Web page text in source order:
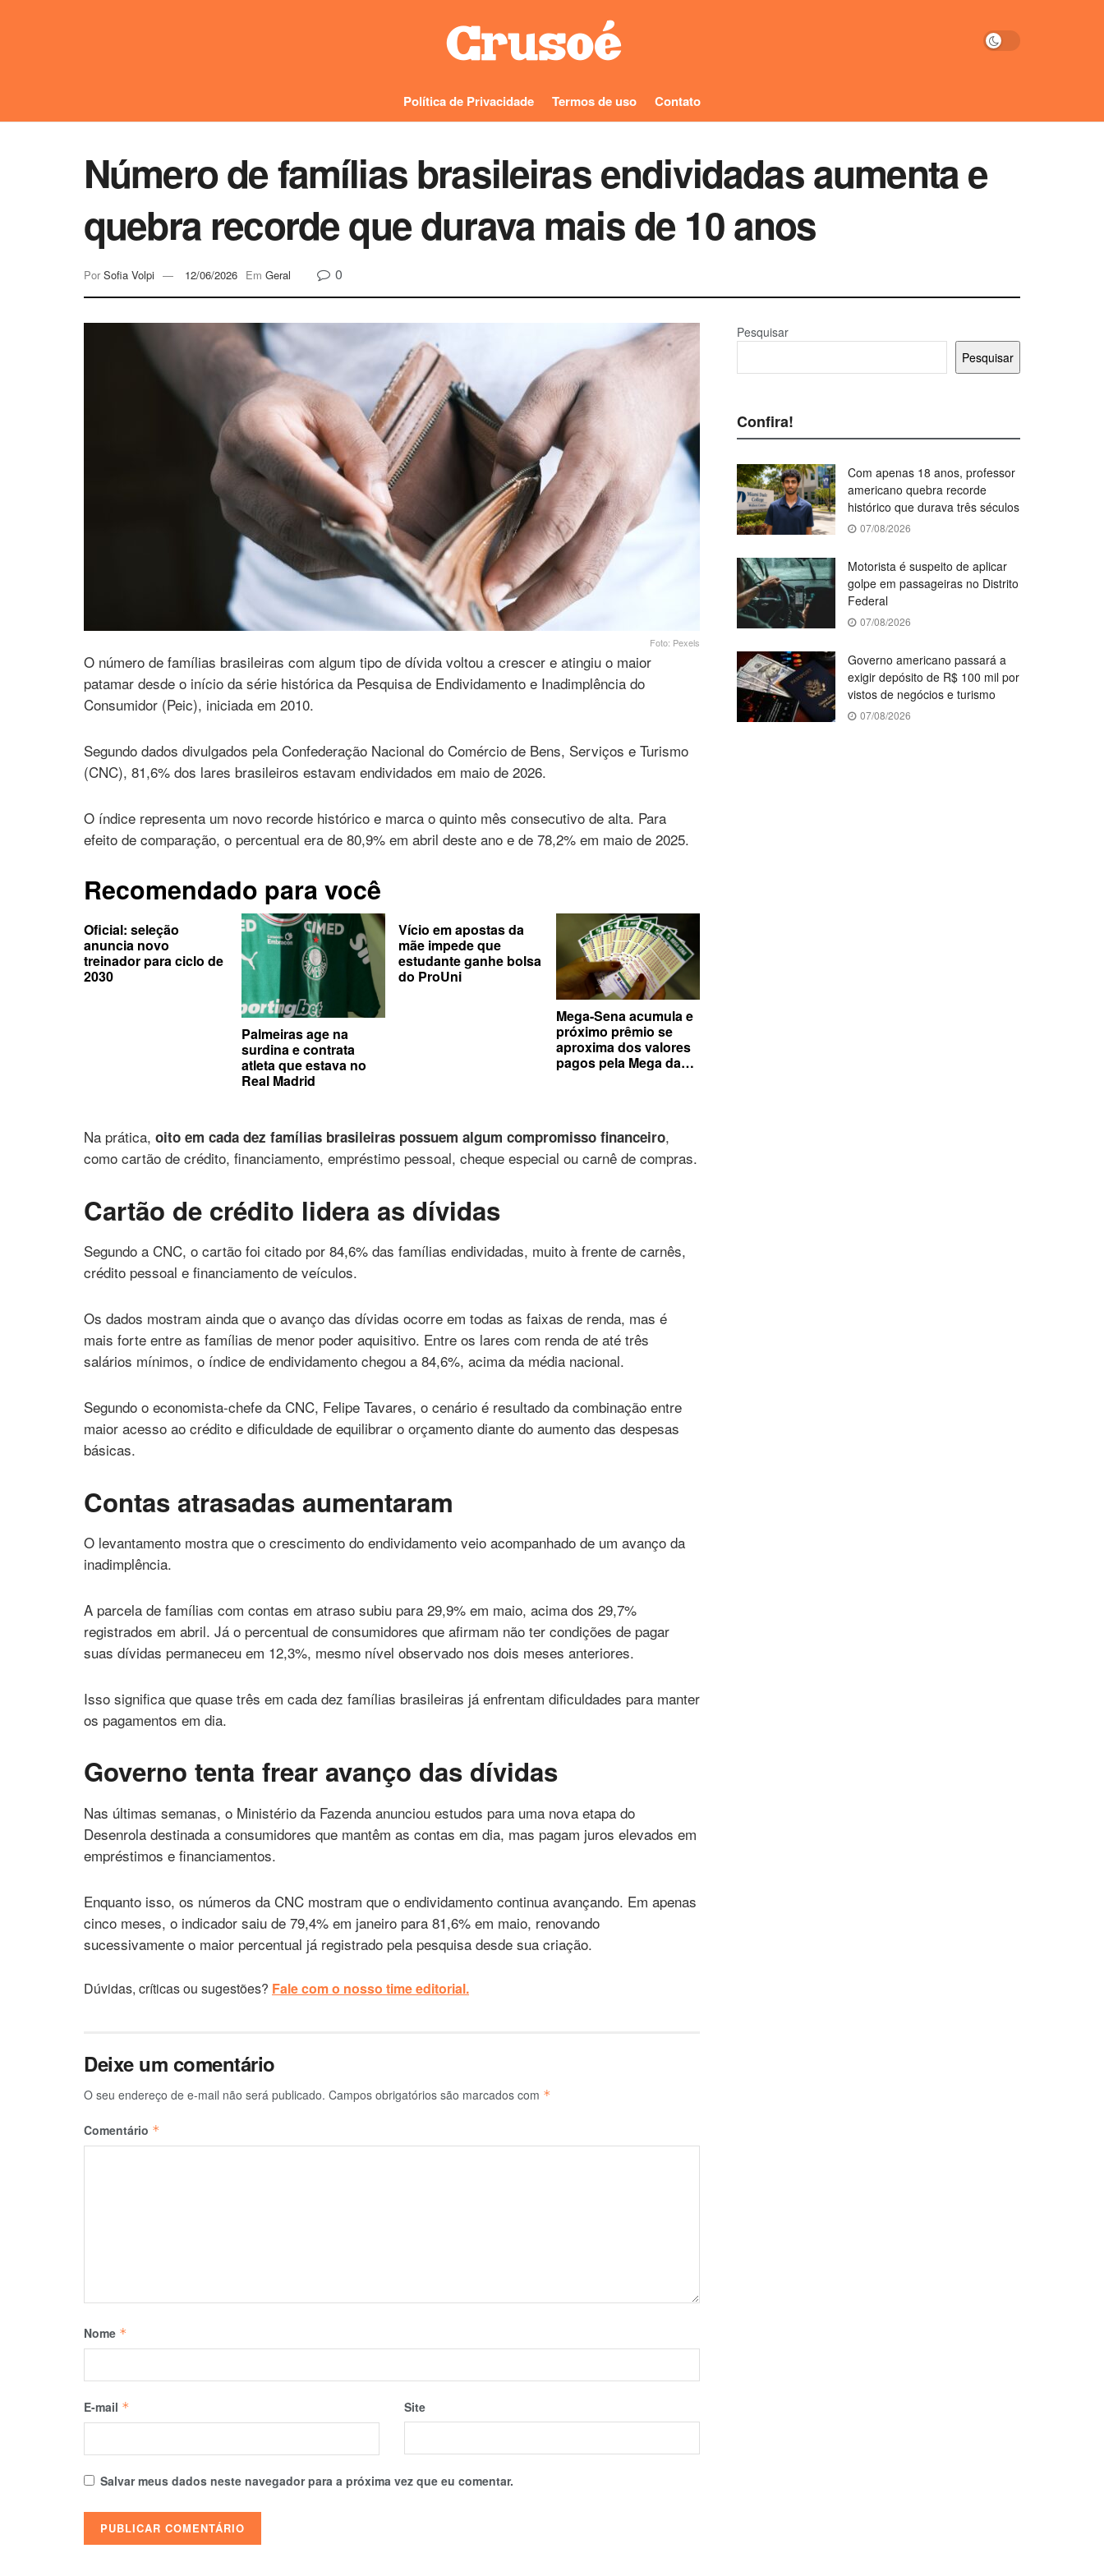
Política de Privacidade Termos de uso Contato
Número de famílias brasileiras endividadas aumenta e
quebra recorde que durava mais de 10 anos
Por Sofia Volpi 12/06/2026 Em Geral 0
Foto: Pexels
O número de famílias brasileiras com algum tipo de dívida voltou a crescer e atingiu o maior
patamar desde o início da série histórica da Pesquisa de Endividamento e Inadimplência do
Consumidor (Peic), iniciada em 2010.
Segundo dados divulgados pela Confederação Nacional do Comércio de Bens, Serviços e Turismo
(CNC), 81,6% dos lares brasileiros estavam endividados em maio de 2026.
O índice representa um novo recorde histórico e marca o quinto mês consecutivo de alta. Para
efeito de comparação, o percentual era de 80,9% em abril deste ano e de 78,2% em maio de 2025.
Recomendado para você
Oficial: seleção
anuncia novo
treinador para ciclo de
2030
Palmeiras age na
surdina e contrata
atleta que estava no
Real Madrid
Vício em apostas da
mãe impede que
estudante ganhe bolsa
do ProUni
Mega-Sena acumula e
próximo prêmio se
aproxima dos valores
pagos pela Mega da
Na prática, oito em cada dez famílias brasileiras possuem algum compromisso financeiro,
como cartão de crédito, financiamento, empréstimo pessoal, cheque especial ou carnê de compras.
Cartão de crédito lidera as dívidas
Segundo a CNC, o cartão foi citado por 84,6% das famílias endividadas, muito à frente de carnês,
crédito pessoal e financiamento de veículos.
Os dados mostram ainda que o avanço das dívidas ocorre em todas as faixas de renda, mas é
mais forte entre as famílias de menor poder aquisitivo. Entre os lares com renda de até três
salários mínimos, o índice de endividamento chegou a 84,6%, acima da média nacional.
Segundo o economista-chefe da CNC, Felipe Tavares, o cenário é resultado da combinação entre
maior acesso ao crédito e dificuldade de equilibrar o orçamento diante do aumento das despesas
básicas.
Contas atrasadas aumentaram
O levantamento mostra que o crescimento do endividamento veio acompanhado de um avanço da
inadimplência.
A parcela de famílias com contas em atraso subiu para 29,9% em maio, acima dos 29,7%
registrados em abril. Já o percentual de consumidores que afirmam não ter condições de pagar
suas dívidas permaneceu em 12,3%, mesmo nível observado nos dois meses anteriores.
Isso significa que quase três em cada dez famílias brasileiras já enfrentam dificuldades para manter
os pagamentos em dia.
Governo tenta frear avanço das dívidas
Nas últimas semanas, o Ministério da Fazenda anunciou estudos para uma nova etapa do
Desenrola destinada a consumidores que mantêm as contas em dia, mas pagam juros elevados em
empréstimos e financiamentos.
Enquanto isso, os números da CNC mostram que o endividamento continua avançando. Em apenas
cinco meses, o indicador saiu de 79,4% em janeiro para 81,6% em maio, renovando
sucessivamente o maior percentual já registrado pela pesquisa desde sua criação.
Dúvidas, críticas ou sugestões? Fale com o nosso time editorial.
Deixe um comentário
O seu endereço de e-mail não será publicado. Campos obrigatórios são marcados com *
Comentário *
Nome *
E-mail * Site
Salvar meus dados neste navegador para a próxima vez que eu comentar.
Pesquisar
Pesquisar
Confira!
Com apenas 18 anos, professor
americano quebra recorde
histórico que durava três séculos
07/08/2026
Motorista é suspeito de aplicar
golpe em passageiras no Distrito
Federal
07/08/2026
Governo americano passará a
exigir depósito de R$ 100 mil por
vistos de negócios e turismo
07/08/2026